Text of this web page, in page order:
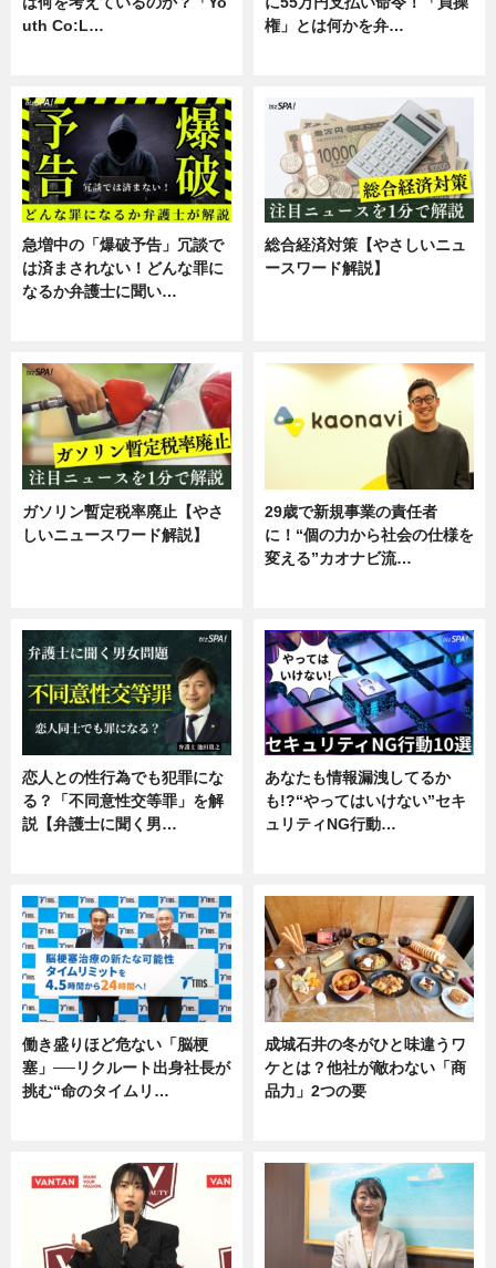
uth Co:L…
権」とは何かを弁…
急増中の「爆破予告」冗談で
は済まされない！どんな罪に
なるか弁護士に聞い…
総合経済対策【やさしいニュ
ースワード解説】
ガソリン暫定税率廃止【やさ
しいニュースワード解説】
29歳で新規事業の責任者
に！“個の力から社会の仕様を
変える”カオナビ流…
恋人との性行為でも犯罪にな
る？「不同意性交等罪」を解
説【弁護士に聞く男…
あなたも情報漏洩してるか
も!?“やってはいけない”セキ
ュリティNG行動…
働き盛りほど危ない「脳梗
塞」──リクルート出身社長が
挑む“命のタイムリ…
成城石井の冬がひと味違うワ
ケとは？他社が敵わない「商
品力」2つの要